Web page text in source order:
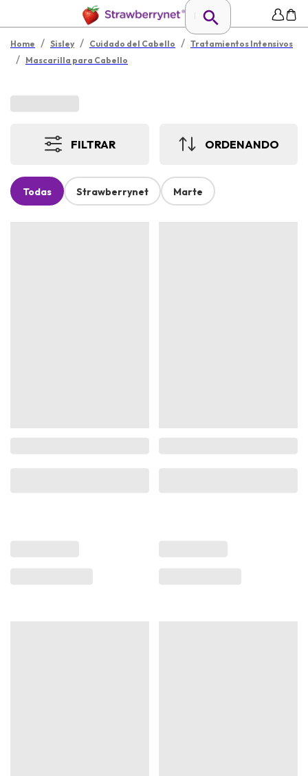
Home / Sisley / Cuidado del Cabello / Tratamientos Intensivos
/ Mascarilla para Cabello
FILTRAR ORDENANDO
Todas Strawberrynet Marte